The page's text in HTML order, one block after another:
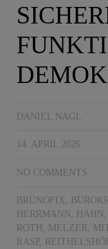
DANIEL NAGL
14. APRIL 2026
NO COMMENTS
BRÜNOFIX,
HERRMANN , HAHN ,
ROTH , MELZER,
RASP,